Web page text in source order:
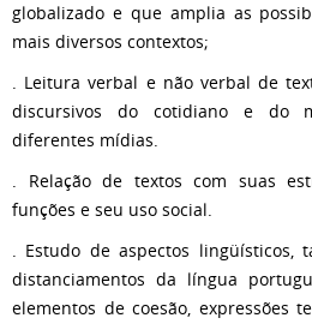
globalizado e que amplia as
mais diversos contextos;
. Leitura verbal e não verbal de
discursivos do cotidiano e do
diferentes mídias.
. Relação de textos com suas
funções e seu uso social.
. Estudo de aspectos lingüísticos,
distanciamentos da língua
elementos de coesão, expressões